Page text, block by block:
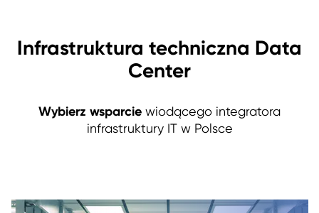
Infrastruktura techniczna Data
Center
Wybierz wsparcie wiodącego integratora
infrastruktury IT w Polsce